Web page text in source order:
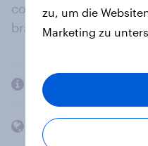
conversation about
brands.
Company
Members and
zu, um die
Marketing zu